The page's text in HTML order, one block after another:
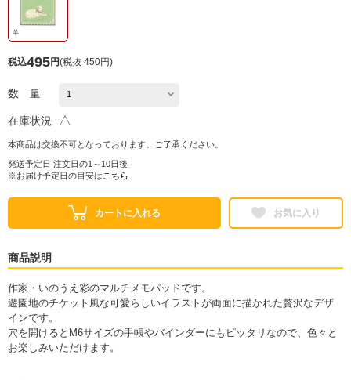
羊
税込495円(税抜 450円)
数 量
在庫状況 △
本商品は交換不可となっております。ご了承ください。
発送予定日 注文日の1～10日後
※お届け予定日の目安は こちら
カートに入れる お気に入り
商品説明
作家・いのうえ彩のマルチメモパッドです。
遊園地のチケット風な可愛らしいイラストが両面に描かれた贅沢なデザ
インです。
穴を開けるとM6サイズの手帳やバインダーにもピッタリなので、色々と
お楽しみいただけます。